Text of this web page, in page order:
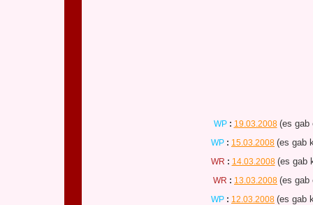
WP : 19.03.2008 (es gab
WP : 15.03.2008 (es gab
WR : 14.03.2008 (es gab
WR : 13.03.2008 (es gab
WP : 12.03.2008 (es gab